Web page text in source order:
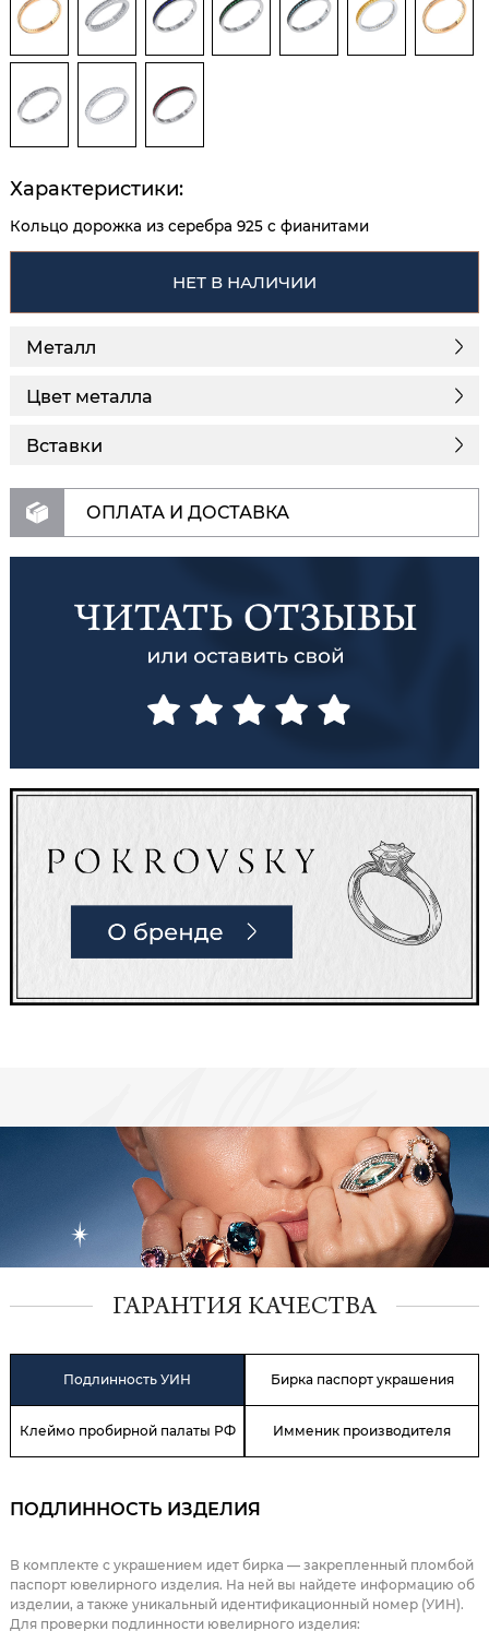
Характеристики:
Кольцо дорожка из серебра 925 с фианитами
НЕТ В НАЛИЧИИ
Металл
Цвет металла
Вставки
ОПЛАТА И ДОСТАВКА
ГАРАНТИЯ КАЧЕСТВА
Подлинность УИН Бирка паспорт украшения
Клеймо пробирной палаты РФ Имменик производителя
ПОДЛИННОСТЬ ИЗДЕЛИЯ
В комплекте с украшением идет бирка — закрепленный пломбой
паспорт ювелирного изделия. На ней вы найдете информацию об
изделии, а также уникальный идентификационный номер (УИН).
Для проверки подлинности ювелирного изделия: